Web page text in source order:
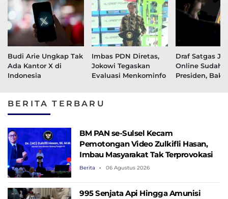
Budi Arie Ungkap Tak
Ada Kantor X di
Indonesia
Imbas PDN Diretas,
Jokowi Tegaskan
Evaluasi Menkominfo
Draf Satgas
Online Sudah
Presiden, Bakal
BERITA TERBARU
BM PAN se-Sulsel Kecam
Pemotongan Video Zulkifli Hasan,
Imbau Masyarakat Tak Terprovokasi
Berita 06 Agustus 2026
995 Senjata Api Hingga Amunisi